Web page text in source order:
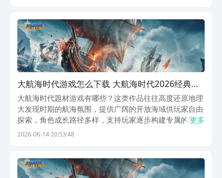
想...
大航海时代游戏怎么下载 大航海时代2026经典分
享榜单
大航海时代题材游戏有哪些？这类作品往往高度还原地理
大发现时期的航海氛围，提供广阔的开放海域供玩家自由
探索，角色成长路径多样，支持玩家逐步构建专属的航海
策略与发展路线。另外九游作为广受用户认可的手游平
更多
2026-06-14 20:53:48